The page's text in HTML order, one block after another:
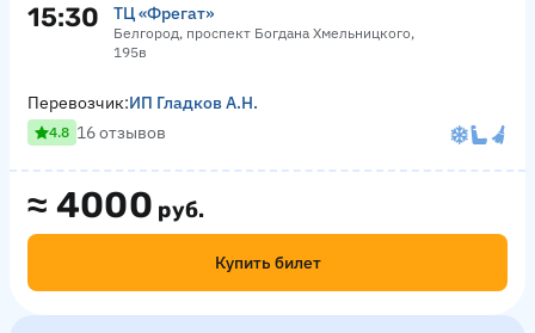
15:30 ТЦ «Фрегат»
Белгород, проспект Богдана Хмельницкого,
195в
≈ 4000 руб.
Купить билет
Перевозчик:ИП Гладков А.Н.
4.8 16 отзывов